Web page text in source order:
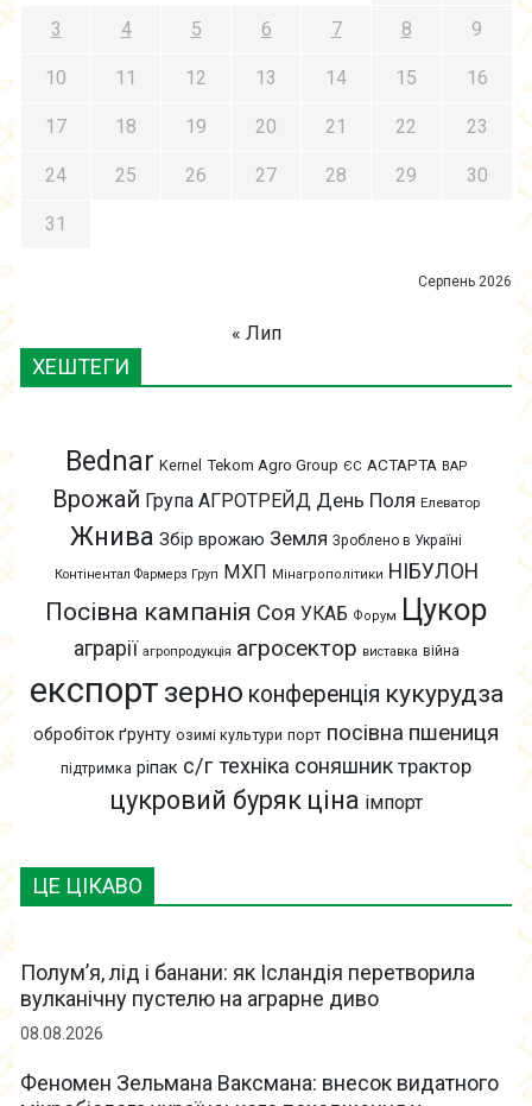
ЦЕ ЦІКАВО
Полум’я, лід і банани: як Ісландія перетворила
вулканічну пустелю на аграрне диво
08.08.2026
Феномен Зельмана Ваксмана: внесок видатного
Серпень 2026
3 4 5 6 7 8 9
10 11 12 13 14 15 16
17 18 19 20 21 22 23
24 25 26 27 28 29 30
31
« Лип
ХЕШТЕГИ
Bednar Kernel Tekom Agro Group ЄС АСТАРТА ВАР
Врожай Група АГРОТРЕЙД День Поля Елеватор
Жнива Збір врожаю Земля Зроблено в Україні
Контінентал Фармерз Груп МХП Мінагрополітики НІБУЛОН
Посівна кампанія Соя УКАБ Форум Цукор
аграрії агропродукція агросектор виставка війна
експорт зерно конференція кукурудза
обробіток ґрунту озимі культури порт посівна пшениця
підтримка ріпак с/г техніка соняшник трактор
цукровий буряк ціна імпорт